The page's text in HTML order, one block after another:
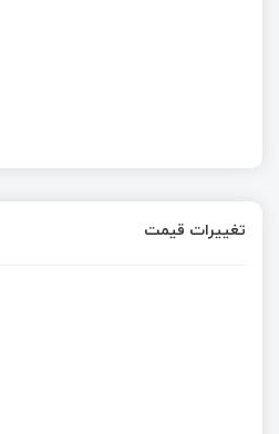
تغییرات قیمت